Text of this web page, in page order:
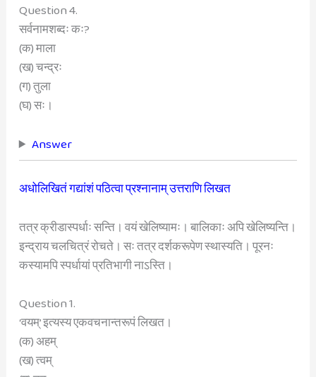
Question 4.
सर्वनामशब्दः कः?
(क) माला
(ख) चन्द्रः
(ग) तुला
(घ) सः।
Answer
अधोलिखितं गद्यांशं पठित्वा प्रश्नानाम् उत्तराणि लिखत
तत्र क्रीडास्पर्धाः सन्ति। वयं खेलिष्यामः। बालिकाः अपि खेलिष्यन्ति।
इन्द्राय चलचित्रं रोचते। सः तत्र दर्शकरूपेण स्थास्यति। पूरनः
कस्यामपि स्पर्धायां प्रतिभागी नाऽस्ति।
Question 1.
‘वयम्’ इत्यस्य एकवचनान्तरूपं लिखत।
(क) अहम्
(ख) त्वम्